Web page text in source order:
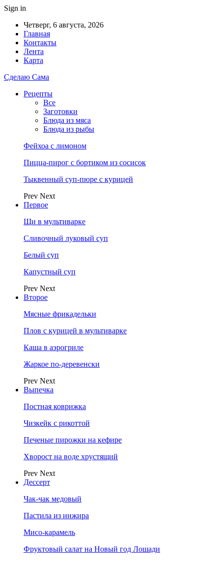
Sign in
Четверг, 6 августа, 2026
Главная
Контакты
Лента
Карта
Сделаю Сама
Рецепты
Все
Заготовки
Блюда из мяса
Блюда из рыбы
Фейхоа с лимоном
Пицца-пирог с бортиком из сосисок
Тыквенный суп-пюре с курицей
Prev Next
Первое
Щи в мультиварке
Сливочный луковый суп
Белый суп
Капустный суп
Prev Next
Второе
Мясные фрикадельки
Плов с курицей в мультиварке
Каша в аэрогриле
Жаркое по-деревенски
Prev Next
Выпечка
Постная коврижка
Чизкейк с рикоттой
Печеные пирожки на кефире
Хворост на воде хрустящий
Prev Next
Дессерт
Чак-чак медовый
Пастила из инжира
Мисо-карамель
Фруктовый салат на Новый год Лошади